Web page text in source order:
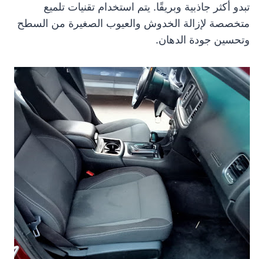
تبدو أكثر جاذبية وبريقًا. يتم استخدام تقنيات تلميع
متخصصة لإزالة الخدوش والعيوب الصغيرة من السطح
وتحسين جودة الدهان.